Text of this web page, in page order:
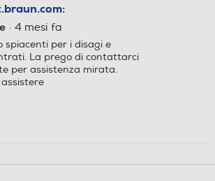
· 4 mesi fa
spiacenti per i disagi e
La prego di contattarci
per assistenza mirata.